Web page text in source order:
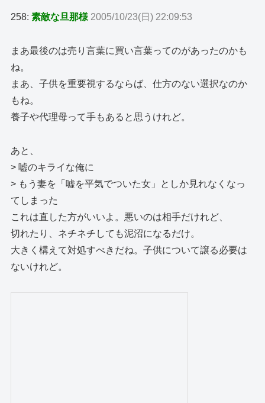
258:素敵な旦那様 2005/10/23(日) 22:09:53
まあ最後のは売り言葉に買い言葉ってのがあったのかも
ね。
まあ、子供を重要視するならば、仕方のない選択なのか
もね。
養子や代理母って手もあると思うけれど。
あと、
> 嘘のキライな俺に
> もう妻を「嘘を平気でついた女」としか見れなくなっ
てしまった
これは直した方がいいよ。悪いのは相手だけれど、
切れたり、ネチネチしても泥沼になるだけ。
大きく構えて対処すべきだね。子供について譲る必要は
ないけれど。